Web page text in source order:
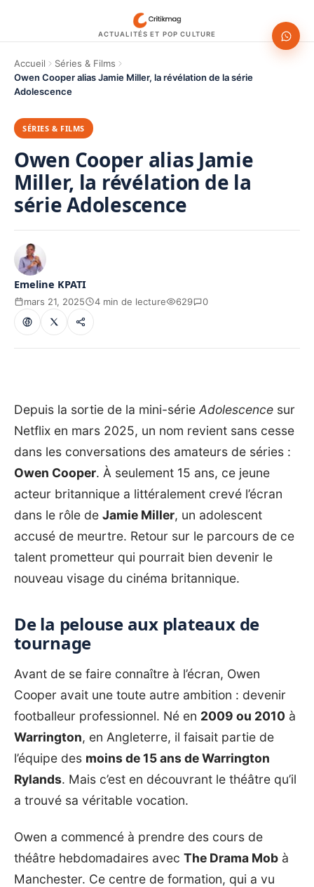
ACTUALITÉS ET POP CULTURE
Accueil
Séries & Films
Owen Cooper alias Jamie Miller, la révélation de la série
Adolescence
SÉRIES & FILMS
Owen Cooper alias Jamie
Miller, la révélation de la
série Adolescence
Emeline KPATI
mars 21, 2025 4 min de lecture 629 0
Depuis la sortie de la mini-série Adolescence sur
Netflix en mars 2025, un nom revient sans cesse
dans les conversations des amateurs de séries :
Owen Cooper. À seulement 15 ans, ce jeune
acteur britannique a littéralement crevé l’écran
dans le rôle de Jamie Miller, un adolescent
accusé de meurtre. Retour sur le parcours de ce
talent prometteur qui pourrait bien devenir le
nouveau visage du cinéma britannique.
De la pelouse aux plateaux de
tournage
Avant de se faire connaître à l’écran, Owen
Cooper avait une toute autre ambition : devenir
footballeur professionnel. Né en 2009 ou 2010 à
Warrington, en Angleterre, il faisait partie de
l’équipe des moins de 15 ans de Warrington
Rylands. Mais c’est en découvrant le théâtre qu’il
a trouvé sa véritable vocation.
Owen a commencé à prendre des cours de
théâtre hebdomadaires avec The Drama Mob à
Manchester. Ce centre de formation, qui a vu